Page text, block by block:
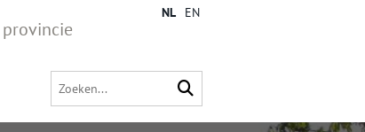
NL EN